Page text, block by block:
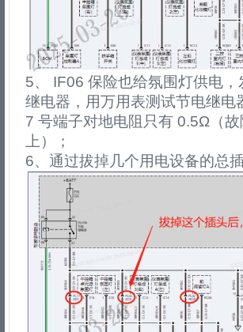
5、 IF06 保险也给氛围灯供电
继电器，用万用表测试节电继
7 号端子对地电阻只有 0.5Ω（
上）；
6、通过拔掉几个用电设备的总